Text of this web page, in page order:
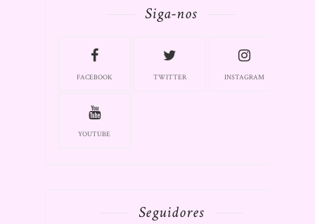
Siga-nos
FACEBOOK TWITTER INSTAGRAM
YOUTUBE
Seguidores